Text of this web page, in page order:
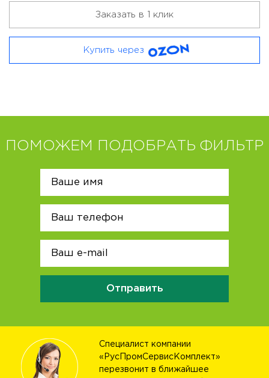
Заказать в 1 клик
Купить через
ПОМОЖЕМ ПОДОБРАТЬ ФИЛЬТР
Отправить
Специалист компании
«РусПромСервисКомплект»
перезвонит в ближайшее